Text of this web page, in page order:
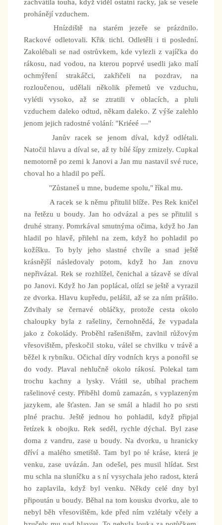
zachvátila touha, když viděl ostatní racky, jak se vesele
prohánějí vzduchem.
Hnízdiště na starém jezeře se prázdnilo.
Rackové odletovali. Křik tichl. Odletěli i ti poslední.
Zakolébali se nad ostrůvkem, kde vylezli z vajíčka do
rákosu, nad vodou, na kterou poprvé usedli jako malí
ochmýření strakáčci, zakřičeli na pozdrav, na
rozloučenou, udělali několik přemetů ve vzduchu,
vylétli vysoko, až se ztratili v oblacích, a pluli
vzduchem daleko odtud, někam daleko. Z výše zalehlo
jenom jejich radostné volání: "Kriéeé —"
Janův racek se jenom díval, když odlétali.
Natočil hlavu a díval se, až ty bílé šípy zmizely. Cupkal
nemotorně po zemi k Janovi a Jan mu nastavil své ruce,
choval ho a hladil po peří.
"Zůstaneš u mne, budeme spolu," říkal mu.
A racek se k němu přitulil blíže. Pes Rek kničel
na řetězu u boudy. Jan ho odvázal a pes se přitulil s
druhé strany. Pomrkával smutnýma očima, když ho Jan
hladil po hlavě, přilehl na zem, když ho pohladil po
kožíšku. To byly jeho slastné chvíle a snad ještě
krásnější následovaly potom, když ho Jan znovu
nepřivázal. Rek se rozhlížel, čenichal a tázavě se díval
po Janovi. Když ho Jan poplácal, olízl se ještě a vyrazil
ze dvorka. Hlavu kupředu, pelášil, až se za ním prášilo.
Zdvihaly se černavé obláčky, protože cesta okolo
chaloupky byla z rašeliny, černohnědá, že vypadala
jako z čokolády. Proběhl rašeništěm, zavlnil růžovým
vřesovištěm, přeskočil stoku, válel se chvilku v trávě a
běžel k rybníku. Očichal díry vodních krys a ponořil se
do vody. Plaval nehlučně okolo rákosí. Polekal tam
trochu kachny a lysky. Vrátil se, ubíhal prachem
rašelinové cesty. Přiběhl domů zamazán, s vyplazeným
jazykem, ale šťasten. Jan se smál a hladil ho po srsti
plné prachu. Ještě jednou ho pohladil, když připjal
řetízek k obojku. Rek seděl, rychle dýchal. Byl zase
doma z vandru, zase u boudy. Na dvorku, u hranicky
dříví a malého smetiště. Tam byl po té kráse, která je
venku, zase uvázán. Jan odešel, pes musil hlídat. Srst
mu schla na sluníčku a s ní vysychala jeho radost, která
ho zaplavila, když byl venku. Někdy celé dny byl
připoután u boudy. Běhal na tom kousku dvorku, ale to
nebyl běh vřesovištěm, kde před ním vzlétaly včely a